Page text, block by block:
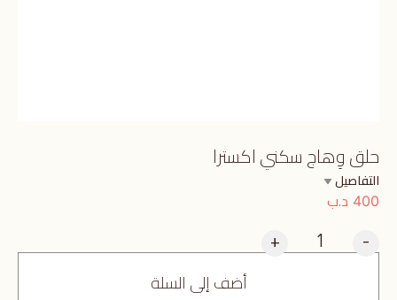
حلق وِهاج سكني اكسترا
التفاصيل
400 د.ب
-
+
أضف إلى السلة